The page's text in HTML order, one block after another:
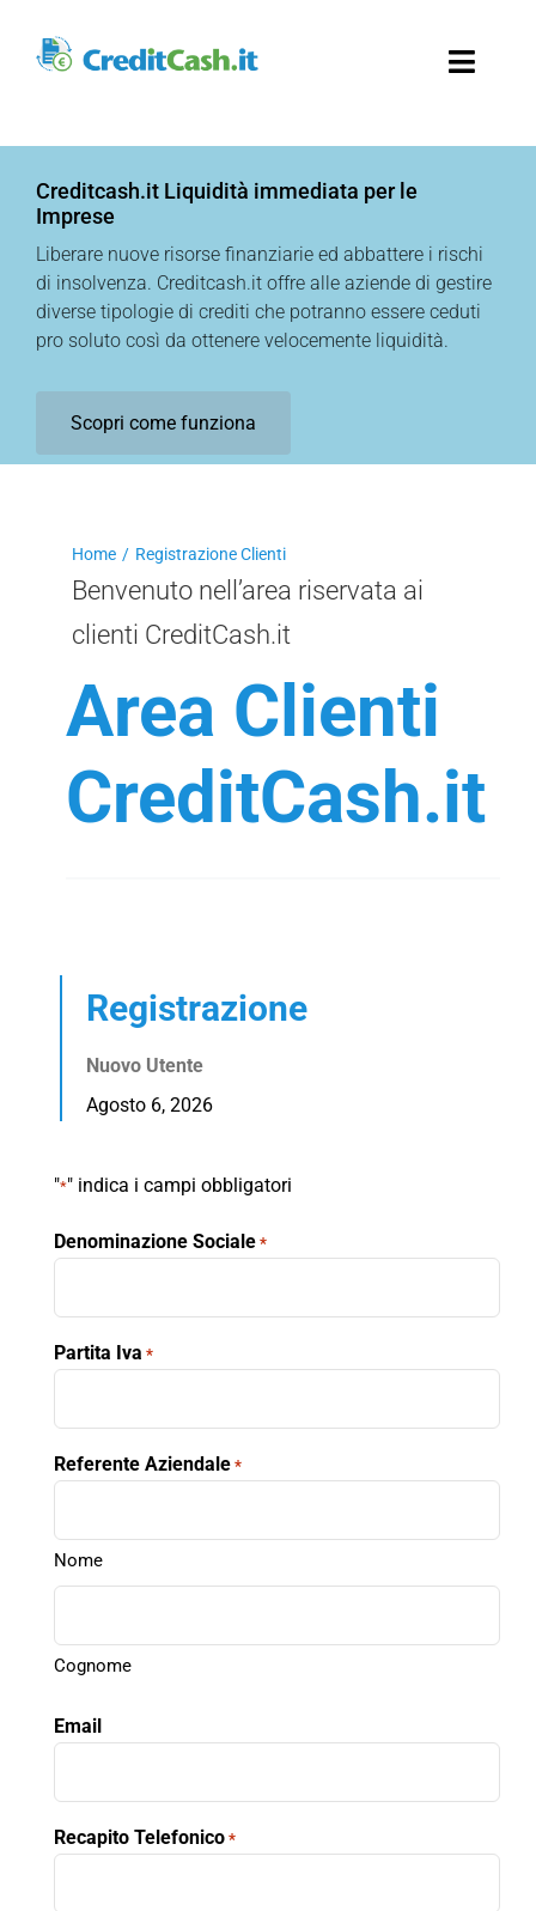
contenuto
Creditcash.it
Creditcash.it Liquidità immediata per le
Imprese
Liberare nuove risorse finanziarie ed abbattere i rischi
di insolvenza. Creditcash.it offre alle aziende di gestire
diverse tipologie di crediti che potranno essere ceduti
pro soluto così da ottenere velocemente liquidità.
Scopri come funziona
Home Registrazione Clienti
Benvenuto nell’area riservata ai
clienti CreditCash.it
Area Clienti
CreditCash.it
Registrazione
Nuovo Utente
Agosto 6, 2026
"*" indica i campi obbligatori
Denominazione Sociale *
Partita Iva *
Referente Aziendale *
Nome
Cognome
Email
Recapito Telefonico *